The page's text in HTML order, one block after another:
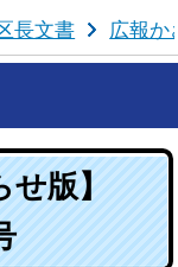
長文書 広報か
せ版】